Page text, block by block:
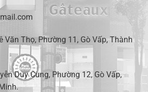
Văn Thọ, Phường 11, Gò Vấp, Thành
Duy Cung, Phường 12, Gò Vấp,